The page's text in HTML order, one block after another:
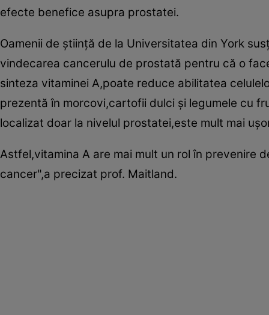
efecte benefice asupra prostatei.
Oamenii de ştiinţă de la Universitatea din York
vindecarea cancerulu de prostată pentru că o
sinteza vitaminei A,poate reduce abilitatea
prezentă în morcovi,cartofii dulci şi legumele cu
localizat doar la nivelul prostatei,este mult mai
Astfel,vitamina A are mai mult un rol în prevenire
cancer",a precizat prof. Maitland.